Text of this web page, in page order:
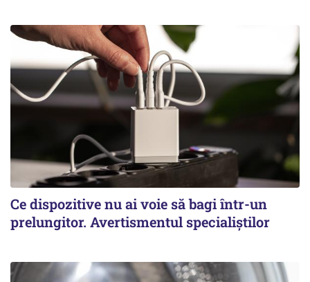
Ce dispozitive nu ai voie să bagi într-un
prelungitor. Avertismentul specialiștilor